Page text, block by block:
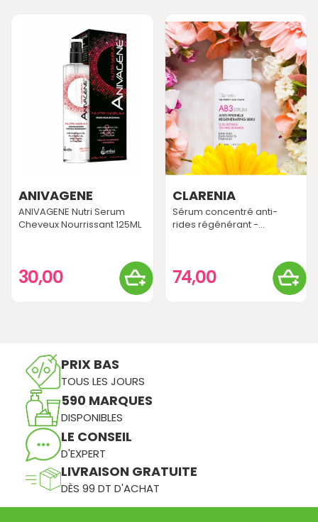
ANIVAGENE
ANIVAGENE Nutri Serum
Cheveux Nourrissant 125ML
30,00
CLARENIA
Sérum concentré anti-
rides régénérant -...
74,00
PRIX BAS
TOUS LES JOURS
590 MARQUES
DISPONIBLES
LE CONSEIL
D'EXPERT
LIVRAISON GRATUITE
DÈS 99 DT D'ACHAT